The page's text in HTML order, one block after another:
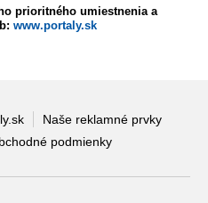
prioritného umiestnenia a
www.portaly.sk
Naše reklamné prvky
podmienky